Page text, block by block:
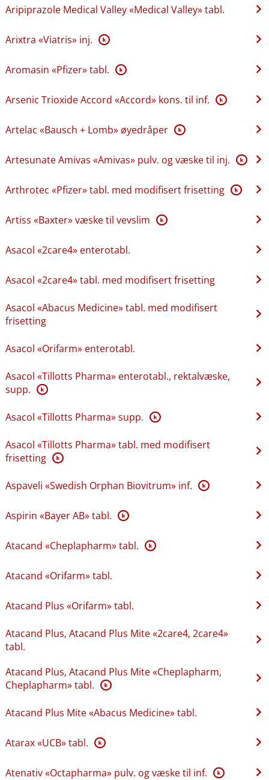
Aripiprazole Medical Valley «Medical Valley» tabl.
Arixtra «Viatris» inj. K
Aromasin «Pfizer» tabl. K
Arsenic Trioxide Accord «Accord» kons. til inf. K
Artelac «Bausch + Lomb» øyedråper K
Artesunate Amivas «Amivas» pulv. og væske til inj. K
Arthrotec «Pfizer» tabl. med modifisert frisetting K
Artiss «Baxter» væske til vevslim K
Asacol «2care4» enterotabl.
Asacol «2care4» tabl. med modifisert frisetting
Asacol «Abacus Medicine» tabl. med modifisert
frisetting
Asacol «Orifarm» enterotabl.
Asacol «Tillotts Pharma» enterotabl., rektalvæske,
supp. K
Asacol «Tillotts Pharma» supp. K
Asacol «Tillotts Pharma» tabl. med modifisert
frisetting K
Aspaveli «Swedish Orphan Biovitrum» inf. K
Aspirin «Bayer AB» tabl. K
Atacand «Cheplapharm» tabl. K
Atacand «Orifarm» tabl.
Atacand Plus «Orifarm» tabl.
Atacand Plus, Atacand Plus Mite «2care4, 2care4»
tabl.
Atacand Plus, Atacand Plus Mite «Cheplapharm,
Cheplapharm» tabl. K
Atacand Plus Mite «Abacus Medicine» tabl.
Atarax «UCB» tabl. K
Atenativ «Octapharma» pulv. og væske til inf. K